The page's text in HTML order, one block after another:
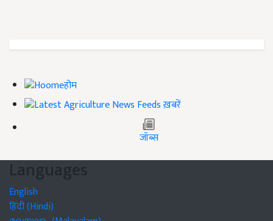
होम
ख़बरें
जॉब्स
Languages
English
हिंदी (Hindi)